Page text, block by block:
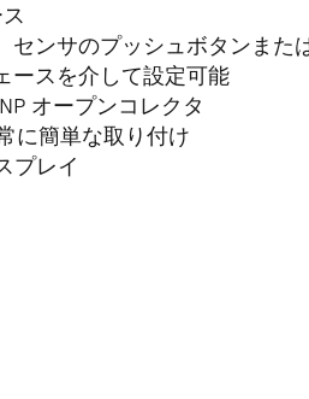
センサのプッシュボタンまた
ースを介して設定可能
オープンコレクタ
に簡単な取り付け
プレイ